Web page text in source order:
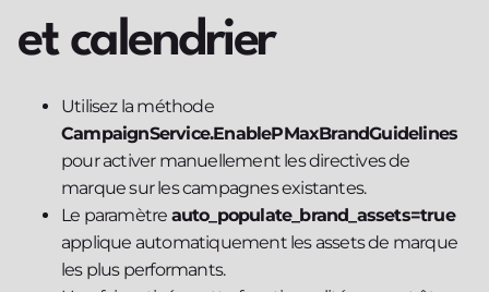
et calendrier
Utilisez la méthode
CampaignService.EnablePMaxBrandGuidelines
pour activer manuellement les directives de
marque sur les campagnes existantes.
Le paramètre auto_populate_brand_assets=true
applique automatiquement les assets de marque
les plus performants.